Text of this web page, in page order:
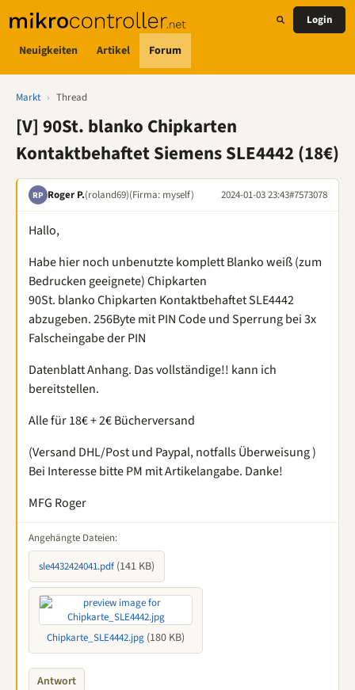
Neuigkeiten Artikel Forum
Login
Markt › Thread
[V] 90St. blanko Chipkarten
Kontaktbehaftet Siemens SLE4442 (18€)
RP Roger P.(roland69)(Firma: myself) 2024-01-03 23:43#7573078
Hallo,
Habe hier noch unbenutzte komplett Blanko weiß (zum
Bedrucken geeignete) Chipkarten
90St. blanko Chipkarten Kontaktbehaftet SLE4442
abzugeben. 256Byte mit PIN Code und Sperrung bei 3x
Falscheingabe der PIN
Datenblatt Anhang. Das vollständige!! kann ich
bereitstellen.
Alle für 18€ + 2€ Bücherversand
(Versand DHL/Post und Paypal, notfalls Überweisung )
Bei Interesse bitte PM mit Artikelangabe. Danke!
MFG Roger
Angehängte Dateien:
sle4432424041.pdf (141 KB)
Chipkarte_SLE4442.jpg (180 KB)
Antwort